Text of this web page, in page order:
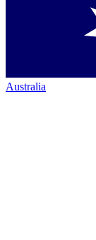
Australia